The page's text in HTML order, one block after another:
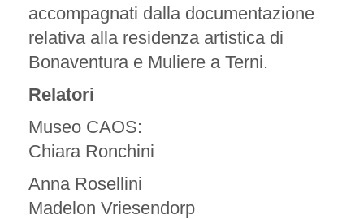
accompagnati dalla documentazione
relativa alla residenza artistica di
Bonaventura e Muliere a Terni.
Relatori
Museo CAOS:
Chiara Ronchini
Anna Rosellini
Madelon Vriesendorp